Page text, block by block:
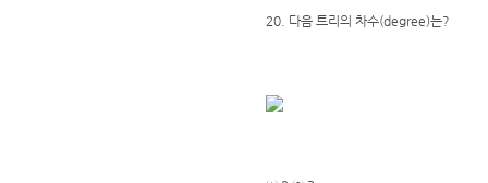
20. 다음 트리의 차수(degree)는?